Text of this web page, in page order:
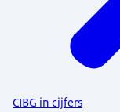
CIBG in cijfers